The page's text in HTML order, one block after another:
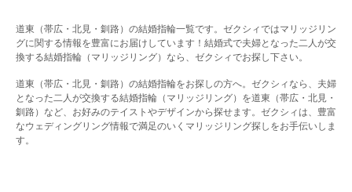
道東（帯広・北見・釧路）の結婚指輪一覧です。ゼクシィではマリッジリン
グに関する情報を豊富にお届けしています！結婚式で夫婦となった二人が交
換する結婚指輪（マリッジリング）なら、ゼクシィでお探し下さい。
道東（帯広・北見・釧路）の結婚指輪をお探しの方へ。ゼクシィなら、夫婦
となった二人が交換する結婚指輪（マリッジリング）を道東（帯広・北見・
釧路）など、お好みのテイストやデザインから探せます。ゼクシィは、豊富
なウェディングリング情報で満足のいくマリッジリング探しをお手伝いしま
す。